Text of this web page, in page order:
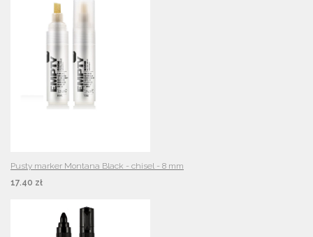
Pusty marker Montana Black - chisel - 8 mm
17.40 zł